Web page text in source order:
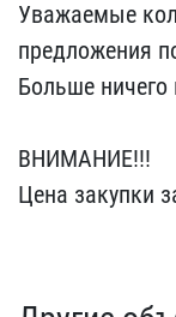
Уважаемы​е
предложения
Больше ничего
ВНИМАНИЕ!!!
Цен​а закупки